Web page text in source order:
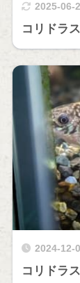
2025-06-
コリドラ
2024-12-
コリドラ